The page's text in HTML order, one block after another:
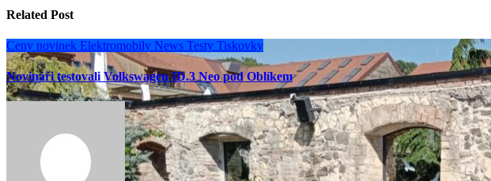
Related Post
Ceny novinek Elektromobily News Testy Tiskovky
Novináři testovali Volkswagen ID.3 Neo pod Oblíkem